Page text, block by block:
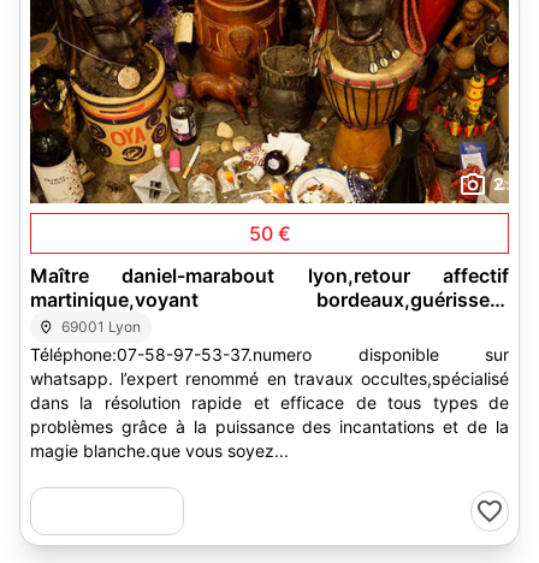
2
50 €
Maître daniel-marabout lyon,retour affectif
martinique,voyant bordeaux,guérisseur
lille,marabout pau,médium guadeloupe,marabout
guyane,retour affectif genève,marabout
lausanne,vaudou annemasse,marabout grenoble,
médium libourne
69001 Lyon
Téléphone:07-58-97-53-37.numero disponible sur
whatsapp. l’expert renommé en travaux occultes,spécialisé
dans la résolution rapide et efficace de tous types de
problèmes grâce à la puissance des incantations et de la
magie blanche.que vous soyez...